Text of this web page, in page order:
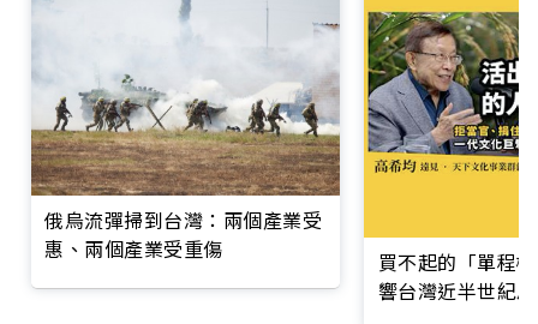
俄烏流彈掃到台灣：兩個產業受
惠、兩個產業受重傷
買不起的「單程
響台灣近半世紀